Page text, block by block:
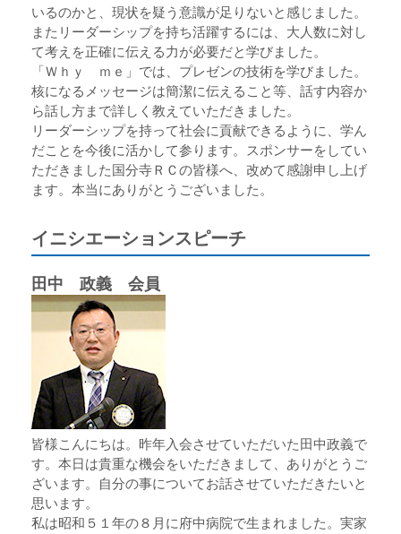
いるのかと、現状を疑う意識が足りないと感じました。
またリーダーシップを持ち活躍するには、大人数に対し
て考えを正確に伝える力が必要だと学びました。
「Ｗｈｙ ｍｅ」では、プレゼンの技術を学びました。
核になるメッセージは簡潔に伝えること等、話す内容か
ら話し方まで詳しく教えていただきました。
リーダーシップを持って社会に貢献できるように、学ん
だことを今後に活かして参ります。スポンサーをしてい
ただきました国分寺ＲＣの皆様へ、改めて感謝申し上げ
ます。本当にありがとうございました。
イニシエーションスピーチ
田中 政義 会員
皆様こんにちは。昨年入会させていただいた田中政義で
す。本日は貴重な機会をいただきまして、ありがとうご
ざいます。自分の事についてお話させていただきたいと
思います。
私は昭和５１年の８月に府中病院で生まれました。実家